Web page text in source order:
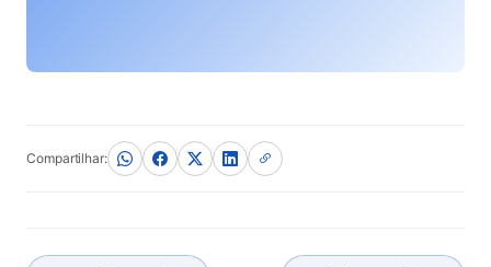
Compartilhar: